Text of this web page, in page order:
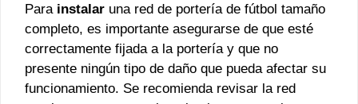
Para instalar una red de portería de fútbol tamaño
completo, es importante asegurarse de que esté
correctamente fijada a la portería y que no
presente ningún tipo de daño que pueda afectar su
funcionamiento. Se recomienda revisar la red